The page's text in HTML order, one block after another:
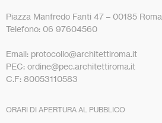
Piazza Manfredo Fanti 47 – 00185 Roma
Telefono: 06 97604560
Email: protocollo@architettiroma.it
PEC: ordine@pec.architettiroma.it
C.F: 80053110583
ORARI DI APERTURA AL PUBBLICO